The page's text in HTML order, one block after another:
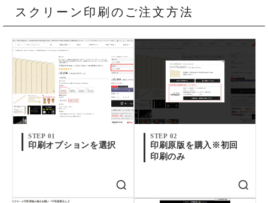
スクリーン印刷のご注文方法
STEP 01
印刷オプションを選択
STEP 02
印刷原版を購入※初回
印刷のみ